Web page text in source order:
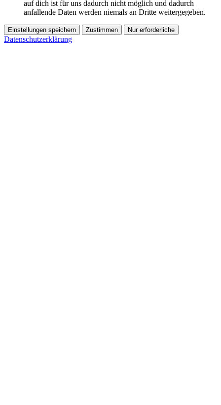
auf dich ist für uns dadurch nicht möglich und dadurch
anfallende Daten werden niemals an Dritte weitergegeben.
Einstellungen speichern Zustimmen Nur erforderliche
Datenschutzerklärung